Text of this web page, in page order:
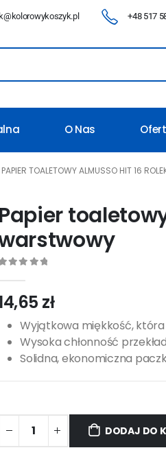
+48 517
O Nas
PAPIER TOALETOWY ALMUSSO HIT 16
Papier
zł
Wyjątkowa miękkość,
Wysoka chłonność
Solidna, ekonomiczna
DODAJ DO